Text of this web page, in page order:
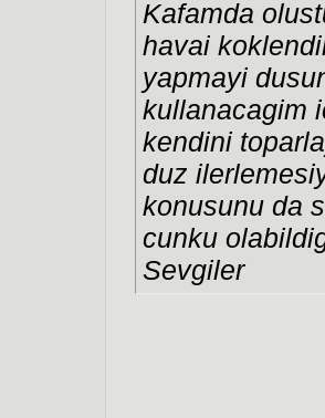
Kafamda
havai
yapmayi
kullanacagim
kendini
duz
konusunu da
cunku
Sevgiler